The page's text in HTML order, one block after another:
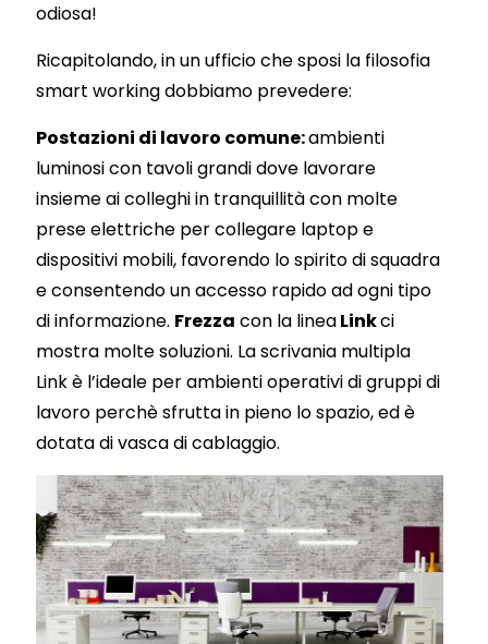
odiosa!
Ricapitolando, in un ufficio che sposi la filosofia
smart working dobbiamo prevedere:
Postazioni di lavoro comune:ambienti
luminosi con tavoli grandi dove lavorare
insieme ai colleghi in tranquillità con molte
prese elettriche per collegare laptop e
dispositivi mobili, favorendo lo spirito di squadra
e consentendo un accesso rapido ad ogni tipo
di informazione. Frezza con la lineaLinkci
mostra molte soluzioni. La scrivania multipla
Link è l’ideale per ambienti operativi di gruppi di
lavoro perchè sfrutta in pieno lo spazio, ed è
dotata di vasca di cablaggio.